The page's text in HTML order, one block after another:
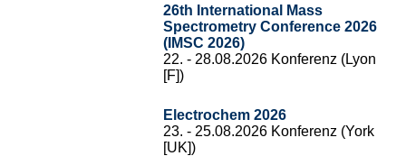
26th International Mass
Spectrometry Conference 2026
(IMSC 2026)
22. - 28.08.2026 Konferenz (Lyon
[F])
Electrochem 2026
23. - 25.08.2026 Konferenz (York
[UK])